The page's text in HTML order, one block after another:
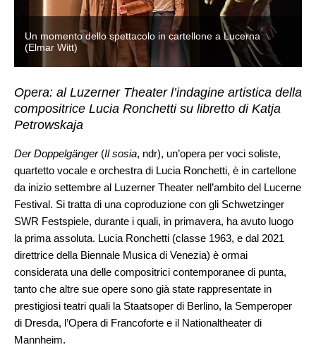
Un momento dello spettacolo in cartellone a Lucerna
(Elmar Witt)
Opera: al Luzerner Theater l’indagine artistica della
compositrice Lucia Ronchetti su libretto di Katja
Petrowskaja
Der Doppelgänger(Il sosia, ndr), un’opera per voci soliste,
quartetto vocale e orchestra di Lucia Ronchetti, è in cartellone
da inizio settembre al Luzerner Theater nell’ambito del Lucerne
Festival. Si tratta di una coproduzione con gli Schwetzinger
SWR Festspiele, durante i quali, in primavera, ha avuto luogo
la prima assoluta. Lucia Ronchetti (classe 1963, e dal 2021
direttrice della Biennale Musica di Venezia) è ormai
considerata una delle compositrici contemporanee di punta,
tanto che altre sue opere sono già state rappresentate in
prestigiosi teatri quali la Staatsoper di Berlino, la Semperoper
di Dresda, l’Opera di Francoforte e il Nationaltheater di
Mannheim.